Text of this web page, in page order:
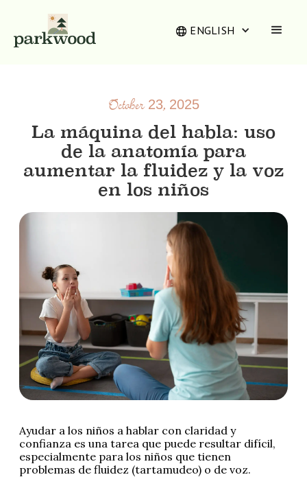
ENGLISH
October 23, 2025
La máquina del habla: uso
de la anatomía para
aumentar la fluidez y la voz
en los niños
Ayudar a los niños a hablar con claridad y
confianza es una tarea que puede resultar difícil,
especialmente para los niños que tienen
problemas de fluidez (tartamudeo) o de voz.